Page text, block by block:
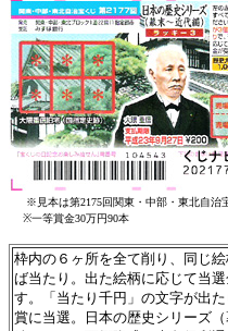
※見本は第2175回関東・中部・東北自治
※一等賞金30万円90本
枠内の６ヶ所を全て削り、同じ
ば当たり。出た絵柄に応じて当選
す。「当たり千円」の文字が出た
賞に当選。日本の歴史シリーズ